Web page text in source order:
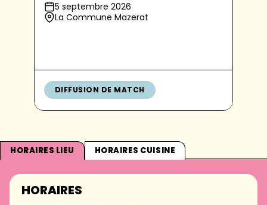
5 septembre 2026
La Commune Mazerat
DIFFUSION DE MATCH
HORAIRES LIEU HORAIRES CUISINE
HORAIRES